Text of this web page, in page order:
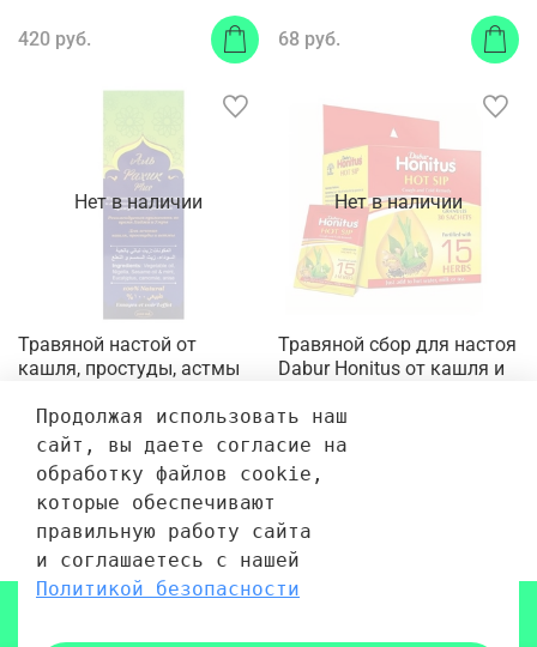
420 руб. 68 руб.
Нет в наличии
Травяной настой от
кашля, простуды, астмы
мл
480 руб.
Нет в наличии
Травяной сбор для настоя
Dabur Honitus от кашля и
4 г
30 руб.
1 2 3 4
Продолжая использовать наш
сайт, вы даете согласие на
обработку файлов cookie,
которые обеспечивают
правильную работу сайта
и соглашаетесь с нашей
Политикой безопасности